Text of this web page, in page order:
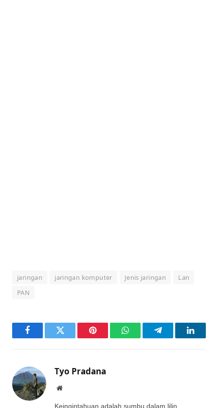
jaringan jaringan komputer Jenis jaringan
Lan
PAN
FacebookTwitter Pinterest WhatsAppTelegram
Tyo Pradana
Website
Keingintahuan adalah sumbu dalam lilin